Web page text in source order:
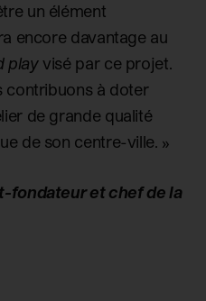
un élément
encore davantage au
playvisé par ce projet.
contribuons à doter
de grande qualité
de son centre-ville. »
fondateur et chef de la